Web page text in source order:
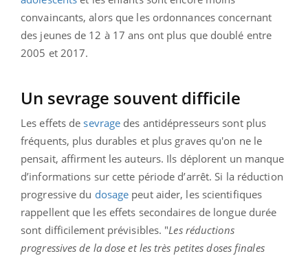
convaincants, alors que les ordonnances concernant
des jeunes de 12 à 17 ans ont plus que doublé entre
2005 et 2017.
Un sevrage souvent difficile
Les effets desevrage des antidépresseurs sont plus
fréquents, plus durables et plus graves qu'on ne le
pensait, affirment les auteurs. Ils déplorent un manque
d’informations sur cette période d’arrêt. Si la réduction
progressive du dosage peut aider, les scientifiques
rappellent que les effets secondaires de longue durée
sont difficilement prévisibles. "Les réductions
progressives de la dose et les très petites doses finales